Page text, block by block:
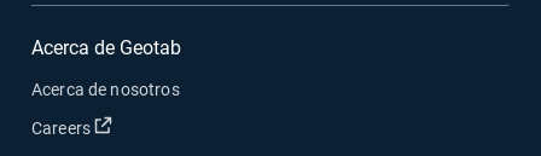
Acerca de Geotab
Acerca de nosotros
Careers
Abrir en una nueva ventana